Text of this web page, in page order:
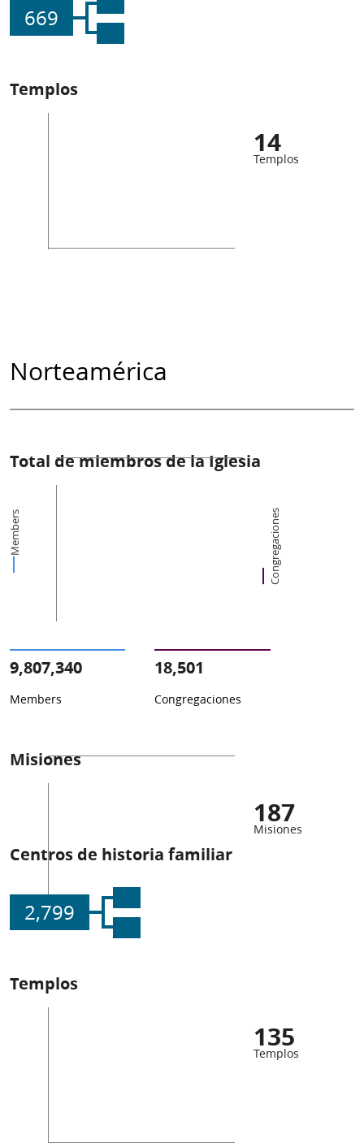
669
Templos
14
Templos
Norteamérica
Total de miembros de la Iglesia
Members Congregaciones
9,807,340
Members
18,501
Congregaciones
Misiones
187
Misiones
Centros de historia familiar
2,799
Templos
135
Templos